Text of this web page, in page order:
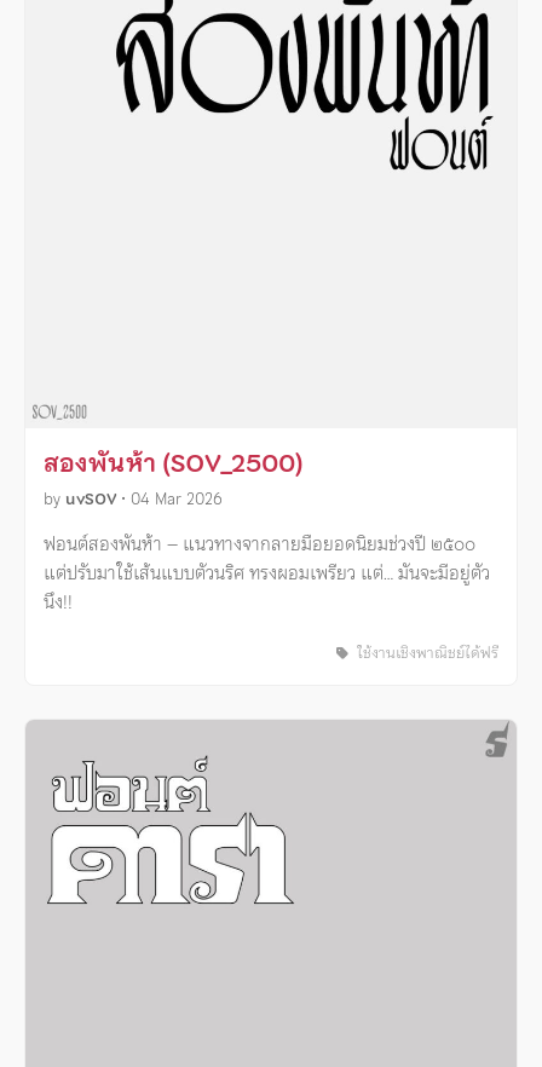
สองพันห้า (SOV_2500)
by uvSOV • 04 Mar 2026
ฟอนต์สองพันห้า – แนวทางจากลายมือยอดนิยมช่วงปี ๒๕๐๐
แต่ปรับมาใช้เส้นแบบตัวนริศ ทรงผอมเพรียว แต่… มันจะมีอยู่ตัว
นึง!!
ใช้งานเชิงพาณิชย์ได้ฟรี